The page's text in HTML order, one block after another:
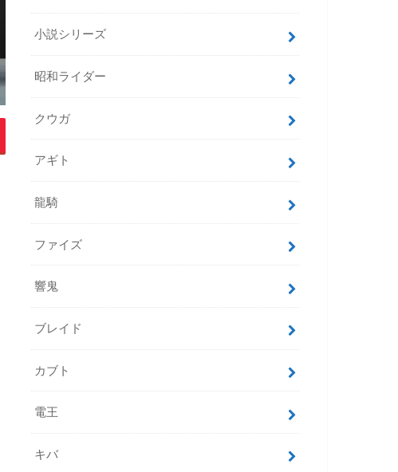
小説シリーズ
昭和ライダー
クウガ
アギト
龍騎
ファイズ
響鬼
ブレイド
カブト
電王
キバ